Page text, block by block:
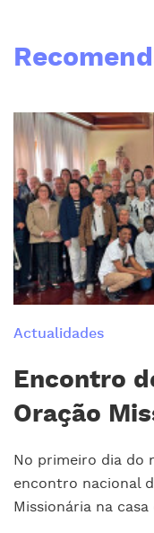
Actualidades
Encontro
Oração
No primeiro dia do
encontro nacional
Missionária na